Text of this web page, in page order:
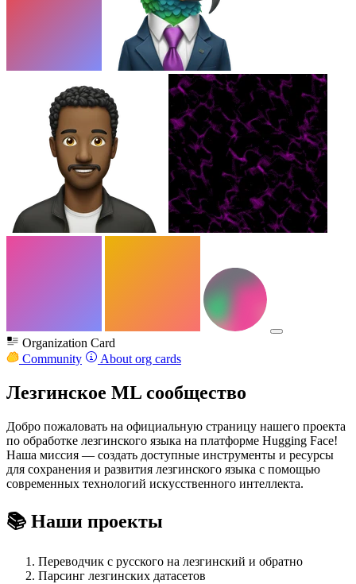
Organization Card
Community
About org cards
Лезгинское ML сообщество
Добро пожаловать на официальную страницу нашего проекта
по обработке лезгинского языка на платформе Hugging Face!
Наша миссия — создать доступные инструменты и ресурсы
для сохранения и развития лезгинского языка с помощью
современных технологий искусственного интеллекта.
📚 Наши проекты
Переводчик с русского на лезгинский и обратно
Парсинг лезгинских датасетов